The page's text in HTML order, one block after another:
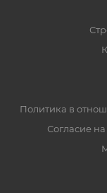
Политика в
Согласие